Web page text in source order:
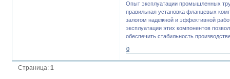
Опыт эксплуатации промышленных
правильная установка фланцевых
залогом надежной и эффективной
эксплуатации этих компонентов
обеспечить стабильность
0
Страница:1